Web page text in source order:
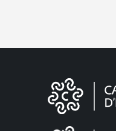
Informazioni